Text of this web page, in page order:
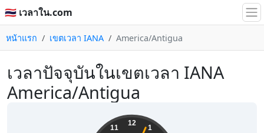
🇹🇭 เวลาใน.com
หน้าแรก เขตเวลา IANA America/Antigua
เวลาปัจจุบันในเขตเวลา IANA
America/Antigua
12
1
11